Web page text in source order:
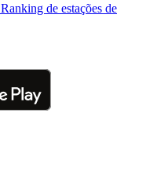
Ranking de estações de